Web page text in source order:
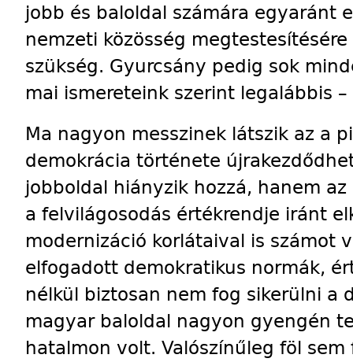
jobb és baloldal számára egyaránt
nemzeti közösség
szükség. Gyurcsány pedig sok
mai ismereteink szerint legalábbis –
Ma nagyon messzinek látszik az a
demokrácia története
jobboldal hiányzik hozzá, hanem
a felvilágosodás értékrendje iránt
modernizáció korlátaival is számot
elfogadott demokratikus normák,
nélkül biztosan nem fog sikerülni a
magyar baloldal nagyon gyengén
hatalmon volt. Valószínűleg föl